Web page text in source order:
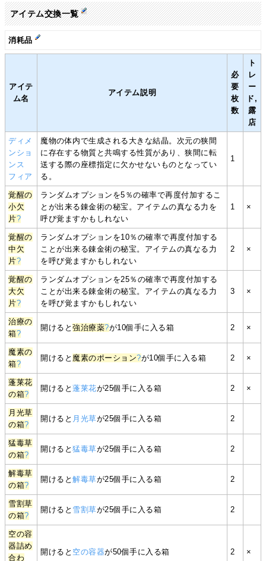
アイテム交換一覧
消耗品
アイテ
ム名
アイテム説明
必
要
枚
数
ト
レ
ー
ド,
露
店
ディメ
ンショ
ンス
フィア
魔物の体内で生成される大きな結晶。次元の狭間
に存在する物質と共鳴する性質があり、狭間に転
送する際の座標指定に欠かせないものとなってい
る。
1
覚醒の
小欠
片?
ランダムオプションを5％の確率で再度付加するこ
とが出来る錬金術の秘宝。アイテムの真なる力を
呼び覚ますかもしれない
1 ×
覚醒の
中欠
片?
ランダムオプションを10％の確率で再度付加する
ことが出来る錬金術の秘宝。アイテムの真なる力
を呼び覚ますかもしれない
2 ×
覚醒の
大欠
片?
ランダムオプションを25％の確率で再度付加する
ことが出来る錬金術の秘宝。アイテムの真なる力
を呼び覚ますかもしれない
3 ×
治療の
箱?
開けると強治療薬?が10個手に入る箱 2 ×
魔素の
箱?
開けると 魔素のポーション?が10個手に入る箱 2 ×
蓬莱花
の箱?
開けると蓬莱花が25個手に入る箱 2 ×
月光草
の箱?
開けると 月光草が25個手に入る箱 2
猛毒草
の箱?
開けると猛毒草が25個手に入る箱 2
解毒草
の箱?
開けると解毒草が25個手に入る箱 2
雪割草
の箱?
開けると 雪割草が25個手に入る箱 2
空の容
器詰め
合わ
開けると 空の容器が50個手に入る箱 2 ×